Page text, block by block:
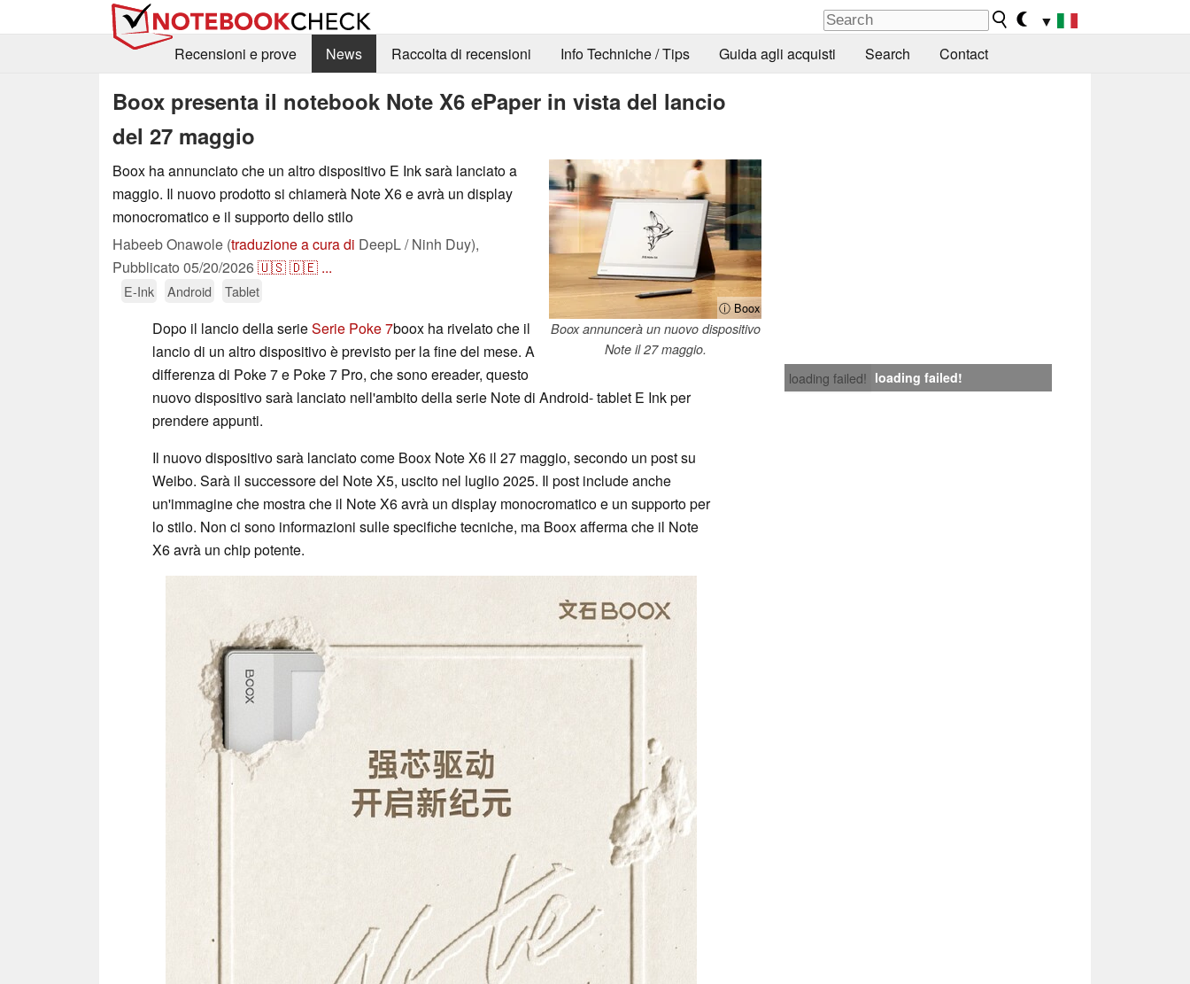
▼
Recensioni e prove
News Raccolta di recensioni Info Techniche / Tips Guida agli acquisti Search Contact
Boox presenta il notebook Note X6 ePaper in vista del lancio
del 27 maggio
ⓘ Boox
Boox annuncerà un nuovo dispositivo
Note il 27 maggio.
Boox ha annunciato che un altro dispositivo E Ink sarà lanciato a
maggio. Il nuovo prodotto si chiamerà Note X6 e avrà un display
monocromatico e il supporto dello stilo
Habeeb Onawole (traduzione a cura di DeepL / Ninh Duy),
Pubblicato 05/20/2026🇺🇸🇩🇪 ...
E-Ink Android Tablet
loading failed! loading failed!
Dopo il lancio della serieSerie Poke 7boox ha rivelato che il
lancio di un altro dispositivo è previsto per la fine del mese. A
differenza di Poke 7 e Poke 7 Pro, che sono ereader, questo
nuovo dispositivo sarà lanciato nell'ambito della serie Note di Android- tablet E Ink per
prendere appunti.
Il nuovo dispositivo sarà lanciato come Boox Note X6 il 27 maggio, secondo un post su
Weibo. Sarà il successore del Note X5, uscito nel luglio 2025. Il post include anche
un'immagine che mostra che il Note X6 avrà un display monocromatico e un supporto per
lo stilo. Non ci sono informazioni sulle specifiche tecniche, ma Boox afferma che il Note
X6 avrà un chip potente.